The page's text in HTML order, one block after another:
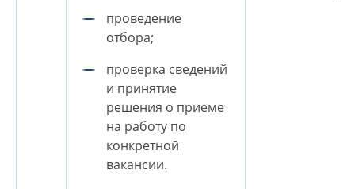
проведение
отбора;
проверка сведений
и принятие
решения о приеме
на работу по
конкретной
вакансии.